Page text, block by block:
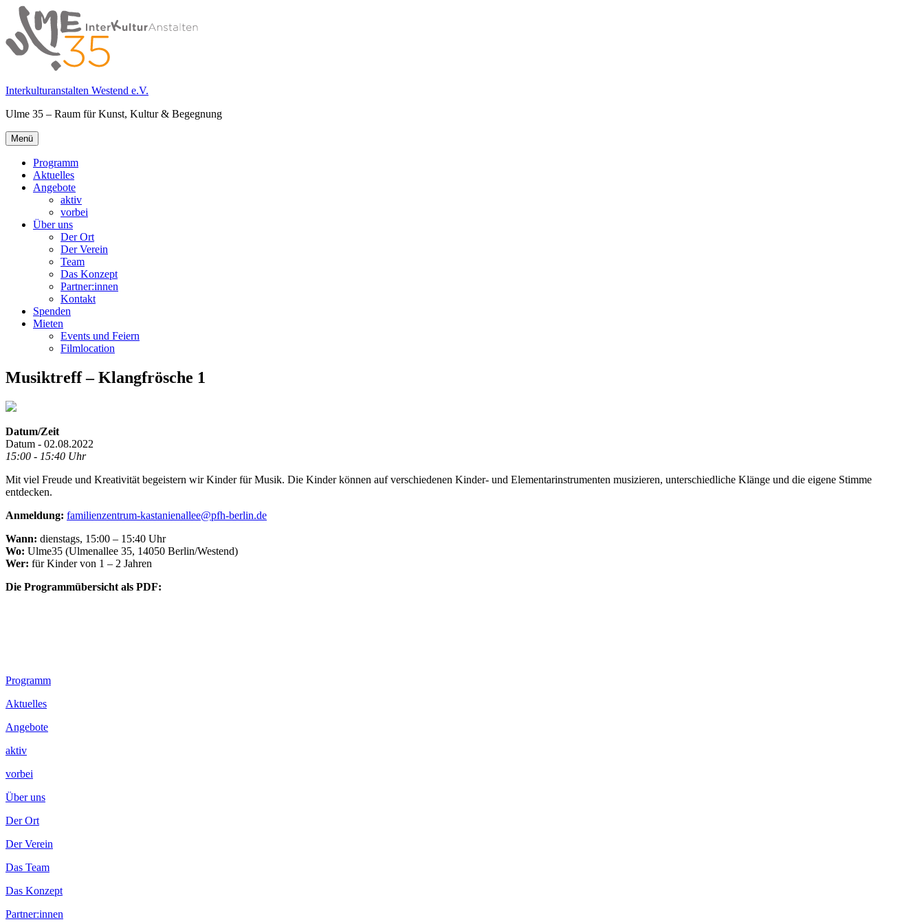
Springe
zum
Inhalt
Interkulturanstalten Westend e.V.
Ulme 35 – Raum für Kunst, Kultur & Begegnung
Primäres
Menü
Menü
Programm
Aktuelles
Angebote
aktiv
vorbei
Über uns
Der Ort
Der Verein
Team
Das Konzept
Partner:innen
Kontakt
Spenden
Mieten
Events und Feiern
Filmlocation
Musiktreff – Klangfrösche 1
Datum/Zeit
Datum - 02.08.2022
15:00 - 15:40 Uhr
Mit viel Freude und Kreativität begeistern wir Kinder für Musik. Die Kinder können auf verschiedenen Kinder- und Elementarinstrumenten musizieren, unterschiedliche Klänge und die eigene Stimme
entdecken.
Anmeldung: familienzentrum-kastanienallee@pfh-berlin.de
Wann: dienstags, 15:00 – 15:40 Uhr
Wo: Ulme35 (Ulmenallee 35, 14050 Berlin/Westend)
Wer: für Kinder von 1 – 2 Jahren
Die Programmübersicht als PDF:
Footer
Inhalt
Programm
Aktuelles
Angebote
aktiv
vorbei
Über uns
Der Ort
Der Verein
Das Team
Das Konzept
Partner:innen